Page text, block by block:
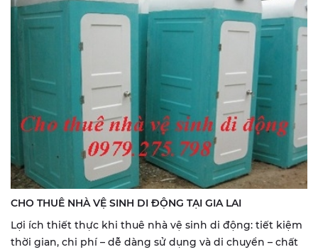
CHO THUÊ NHÀ VỆ SINH DI ĐỘNG TẠI GIA LAI
Lợi ích thiết thực khi thuê nhà vệ sinh di động: tiết kiệm
thời gian, chi phí – dễ dàng sử dụng và di chuyển – chất